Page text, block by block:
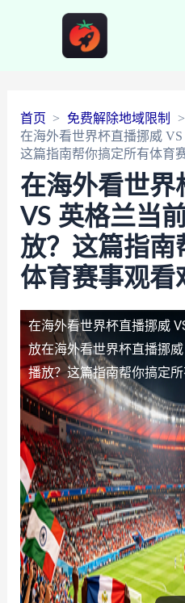
首页
免费解除地域限制
在海外看世界杯直播挪威
这篇指南帮你搞定所有体育
在海外看世界
VS 英格兰当
放？这篇指南
体育赛事观看
在海外看世界杯直播挪威
放在海外看世界杯直播挪
播放？这篇指南帮你搞定